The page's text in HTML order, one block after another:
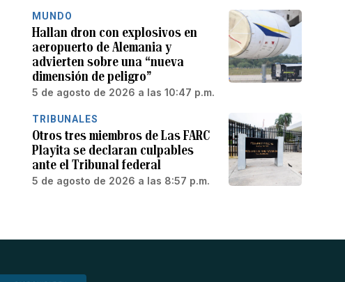
MUNDO
Hallan dron con explosivos en
aeropuerto de Alemania y
advierten sobre una “nueva
dimensión de peligro”
5 de agosto de 2026 a las 10:47 p.m.
TRIBUNALES
Otros tres miembros de Las FARC
Playita se declaran culpables
ante el Tribunal federal
5 de agosto de 2026 a las 8:57 p.m.